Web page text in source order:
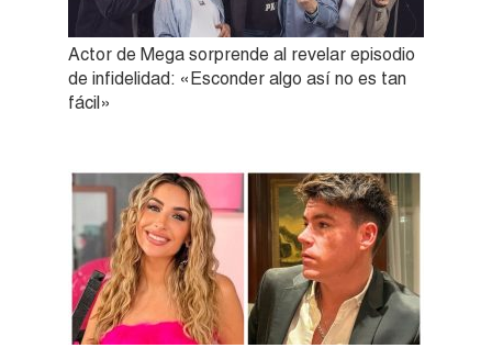
Actor de Mega sorprende al revelar episodio
de infidelidad: «Esconder algo así no es tan
fácil»